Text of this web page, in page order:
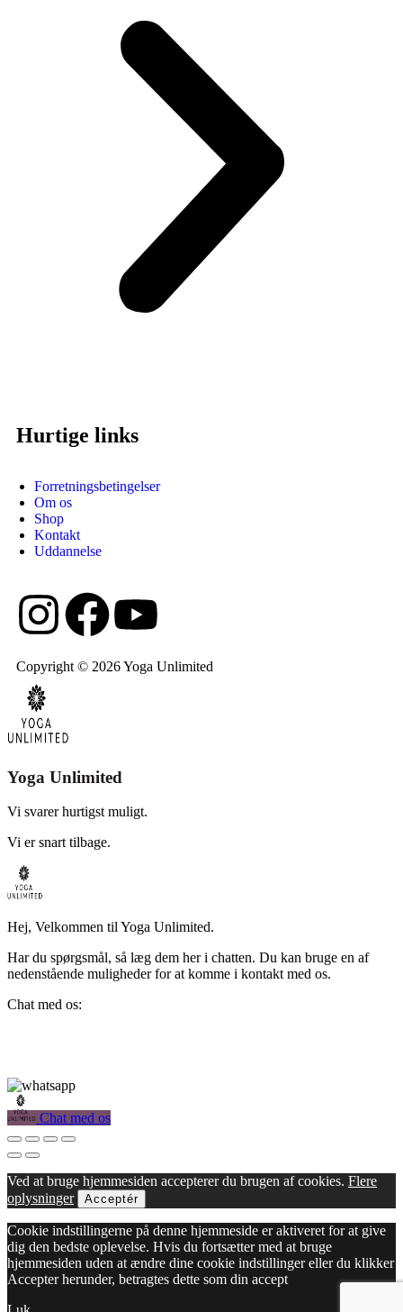
Hurtige links
Forretningsbetingelser
Om os
Shop
Kontakt
Uddannelse
Copyright © 2026 Yoga Unlimited
Yoga Unlimited
Vi svarer hurtigst muligt.
Vi er snart tilbage.
Hej, Velkommen til Yoga Unlimited.
Har du spørgsmål, så læg dem her i chatten. Du kan bruge en af
nedenstående muligheder for at komme i kontakt med os.
Chat med os:
Chat med os
Ved at bruge hjemmesiden accepterer du brugen af cookies. Flere
oplysninger
Acceptér
Cookie indstillingerne på denne hjemmeside er aktiveret for at give
dig den bedste oplevelse. Hvis du fortsætter med at bruge
hjemmesiden uden at ændre dine cookie indstillinger eller du klikker
Accepter herunder, betragtes dette som din accept